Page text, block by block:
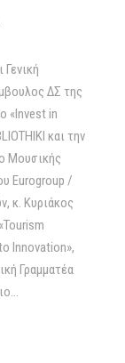
ΔΣ της
«Invest in
και την
Μουσικής
Eurogroup /
κ. Κυριάκος
Innovation»,
Γραμματέα